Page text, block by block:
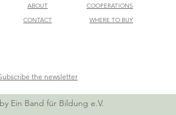
ABOUT
CONTACT
COOPERATIONS
WHERE TO BUY
the newsletter
Ein Band für Bildung e.V.